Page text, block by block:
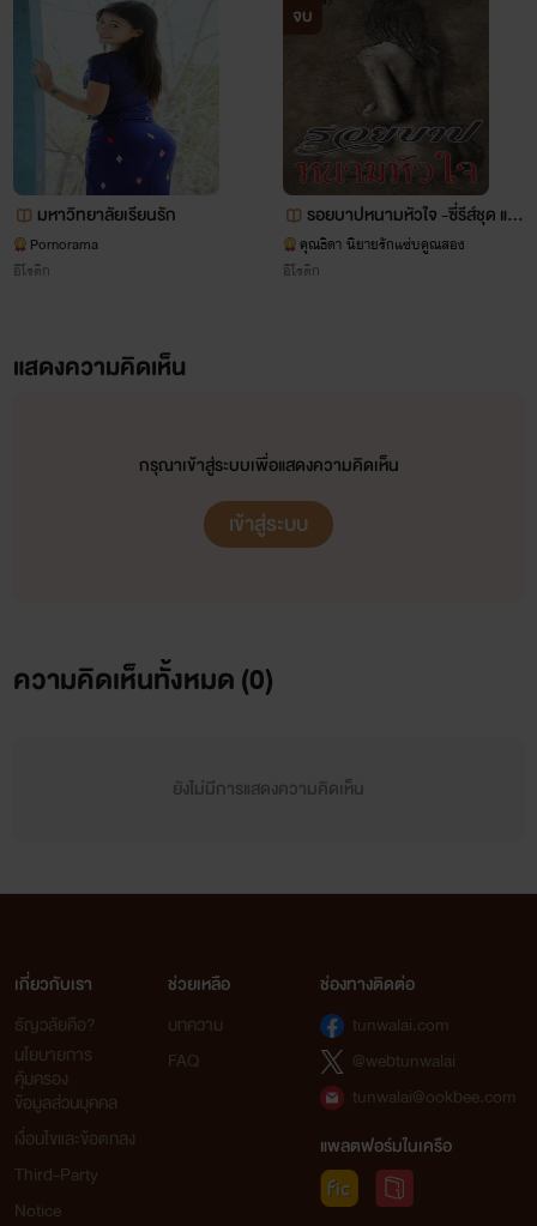
มหาวิทยาลัยเรียนรัก
Pornorama
อีโรติก
จบ
รอยบาปหนามหัวใจ -ซี่รีส์ชุด แม่
ผัว- (23)
คุณธิดา นิยายรักแซ่บคูณสอง
อีโรติก
แสดงความคิดเห็น
กรุณาเข้าสู่ระบบเพื่อแสดงความคิดเห็น
เข้าสู่ระบบ
ความคิดเห็นทั้งหมด (0)
ยังไม่มีการแสดงความคิดเห็น
เกี่ยวกับเรา
ธัญวลัยคือ?
นโยบายการ
คุ้มครอง
ข้อมูลส่วนบุคคล
เงื่อนไขและข้อตกลง
Third-Party
Notice
ช่วยเหลือ
บทความ
FAQ
ช่องทางติดต่อ
tunwalai.com
@webtunwalai
tunwalai@ookbee.com
แพลตฟอร์มในเครือ